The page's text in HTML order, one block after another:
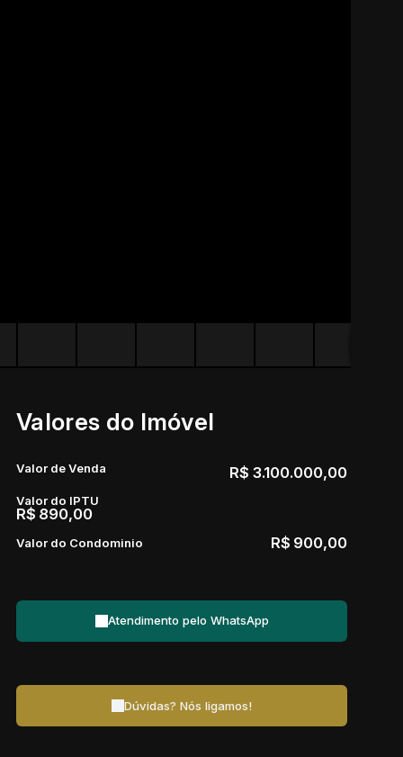
Valores do Imóvel
R$ 3.100.000,00
Valor de Venda
Valor do IPTU
R$ 890,00
Valor do Condominio R$ 900,00
Atendimento pelo WhatsApp
Dúvidas? Nós ligamos!